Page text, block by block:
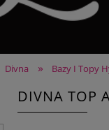
Divna » Bazy I Topy
DIVNA TOP